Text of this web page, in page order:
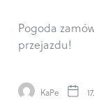
Pogoda
przejazdu!
KaPe